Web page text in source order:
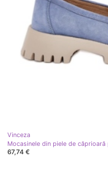
Vinceza
67,74 €